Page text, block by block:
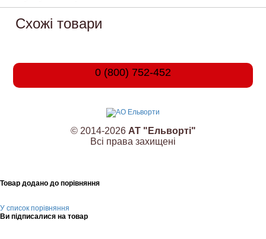
Схожі товари
0 (800) 752-452
© 2014-2026 АТ "Ельворті"
Всі права захищені
Товар додано до порівняння
У список порівняння
Ви підписалися на товар